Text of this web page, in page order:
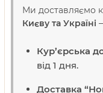
Ми доставляємо
Києву та Україні
Кур’єрська
від 1 дня.
Доставка